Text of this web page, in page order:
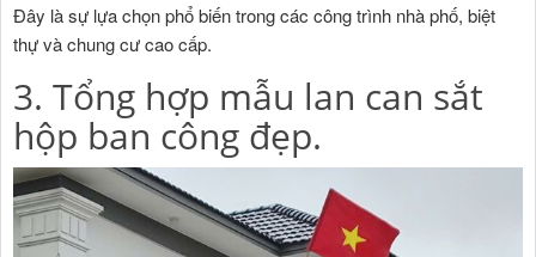
Đây là sự lựa chọn phổ biến trong các công trình nhà phố, biệt
thự và chung cư cao cấp.
3. Tổng hợp mẫu lan can sắt
hộp ban công đẹp.